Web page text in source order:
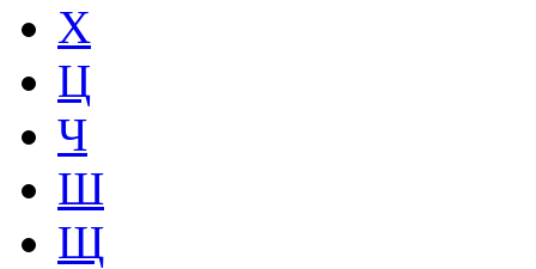
Х
Ц
Ч
Ш
Щ